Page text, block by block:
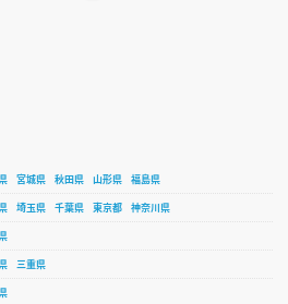
宮城県 秋田県 山形県
福島県
埼玉県 千葉県 東京都
神奈川県
三重県